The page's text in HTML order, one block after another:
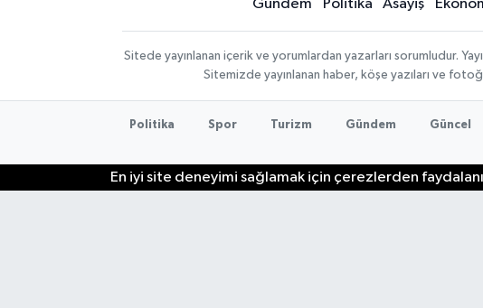
Gündem Politika Asayiş
Sitede yayınlanan içerik ve yorumlardan yazarları sorumludur.
Sitemizde yayınlanan haber, köşe yazıları ve
Politika Spor Turizm Gündem Güncel
En iyi site deneyimi sağlamak için çerezlerden